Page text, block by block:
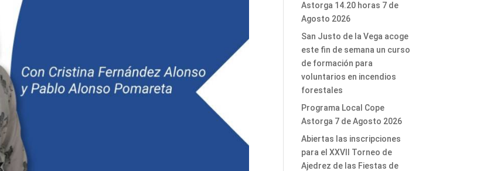
Astorga 14.20 horas 7 de
Agosto 2026
San Justo de la Vega acoge
este fin de semana un curso
de formación para
voluntarios en incendios
forestales
Programa Local Cope
Astorga 7 de Agosto 2026
Abiertas las inscripciones
para el XXVII Torneo de
Ajedrez de las Fiestas de